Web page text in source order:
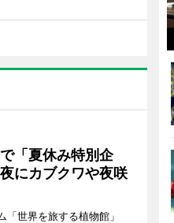
「夏休み特別企
にカブクワや夜咲
「世界を旅する植物館」